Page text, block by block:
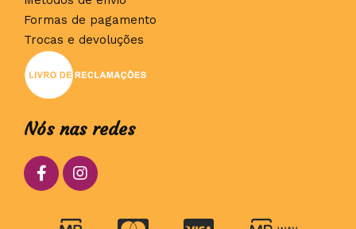
Formas de pagamento
Trocas e devoluções
Nós nas redes